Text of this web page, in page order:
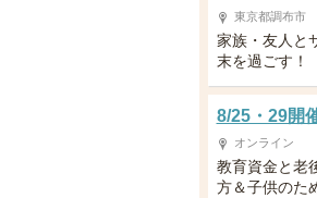
東京都調布市
家族・友人と
末を過ごす！
8/25・29開
オンライン
教育資金と老
方＆子供のた